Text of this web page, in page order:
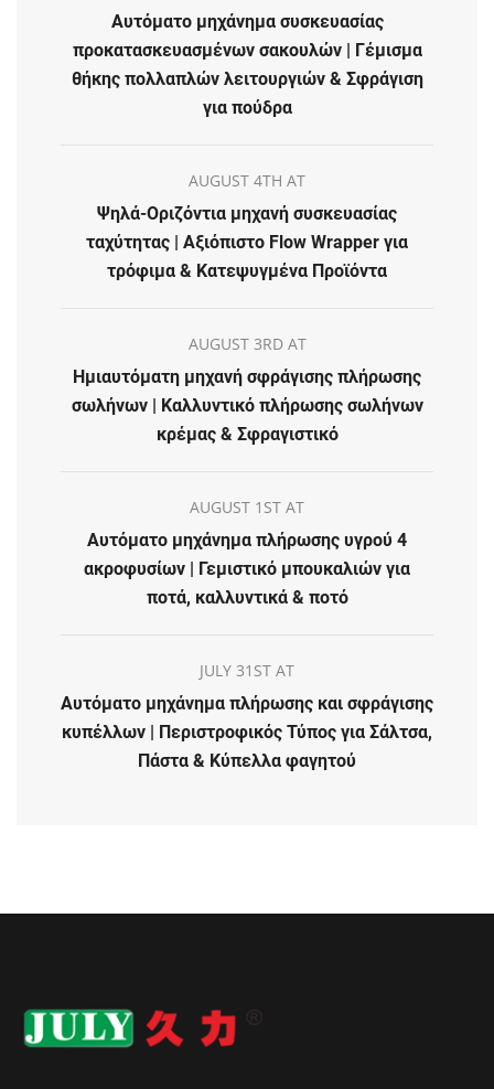
Αυτόματο μηχάνημα συσκευασίας
προκατασκευασμένων σακουλών | Γέμισμα
θήκης πολλαπλών λειτουργιών & Σφράγιση
για πούδρα
AUGUST 4TH AT
Ψηλά-Οριζόντια μηχανή συσκευασίας
ταχύτητας | Αξιόπιστο Flow Wrapper για
τρόφιμα & Κατεψυγμένα Προϊόντα
AUGUST 3RD AT
Ημιαυτόματη μηχανή σφράγισης πλήρωσης
σωλήνων | Καλλυντικό πλήρωσης σωλήνων
κρέμας & Σφραγιστικό
AUGUST 1ST AT
Αυτόματο μηχάνημα πλήρωσης υγρού 4
ακροφυσίων | Γεμιστικό μπουκαλιών για
ποτά, καλλυντικά & ποτό
JULY 31ST AT
Αυτόματο μηχάνημα πλήρωσης και σφράγισης
κυπέλλων | Περιστροφικός Τύπος για Σάλτσα,
Πάστα & Κύπελλα φαγητού